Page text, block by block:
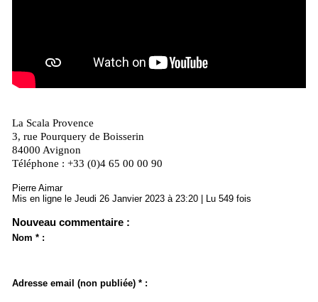
La Scala Provence
3, rue Pourquery de Boisserin
84000 Avignon
Téléphone : +33 (0)4 65 00 00 90
Pierre Aimar
Mis en ligne le Jeudi 26 Janvier 2023 à 23:20 | Lu 549 fois
Nouveau commentaire :
Nom * :
Adresse email (non publiée) * :